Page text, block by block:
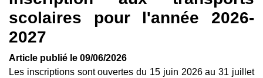
scolaires pour l'année 2026-
2027
Article publié le 09/06/2026
Les inscriptions sont ouvertes du 15 juin 2026 au 31 juillet